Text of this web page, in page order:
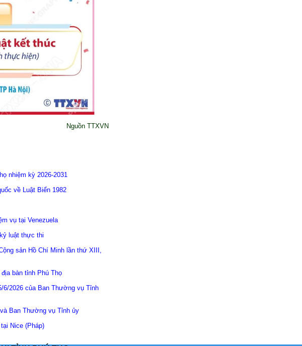
Nguồn TTXVN
nhiệm kỳ 2026-2031
về Luật Biển 1982
vụ tại Venezuela
luật thực thi
sản Hồ Chí Minh lần thứ XIII,
bàn tỉnh Phú Thọ
6/2026 của Ban Thường vụ Tỉnh
Ban Thường vụ Tỉnh ủy
Nice (Pháp)